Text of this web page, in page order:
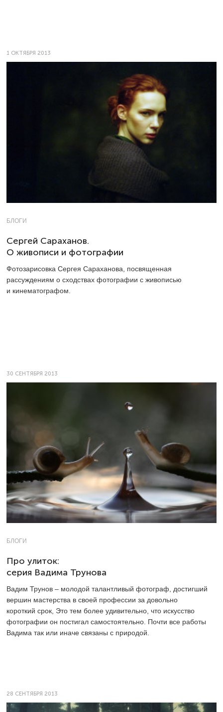
1 ОКТЯБРЯ 2013
БЛОГИ
Сергей Сараханов.
О живописи и фотографии
Фотозарисовка Сергея Сараханова, посвященная
рассуждениям о сходствах фотографии с живописью
и кинематографом.
30 СЕНТЯБРЯ 2013
БЛОГИ
Про улиток:
серия Вадима Трунова
Вадим Трунов – молодой талантливый фотограф, достигший
вершин мастерства в своей профессии за довольно
короткий срок, Это тем более удивительно, что искусство
фотографии он постигал самостоятельно. Почти все работы
Вадима так или иначе связаны с природой.
28 СЕНТЯБРЯ 2013